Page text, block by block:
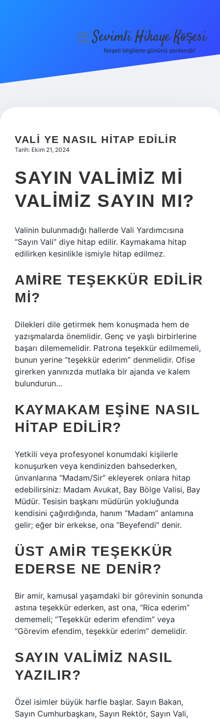
Hakkımızda
menüyüSevimli Hikaye Köşesi
Neşeli bilgilerle gününü şenlendir!
VALI YE NASIL HITAP EDILIR
Tarih: Ekim 21, 2024
SAYIN VALIMIZ MI
VALIMIZ SAYIN MI?
Valinin bulunmadığı hallerde Vali Yardımcısına
“Sayın Vali” diye hitap edilir. Kaymakama hitap
edilirken kesinlikle ismiyle hitap edilmez.
AMIRE TEŞEKKÜR EDILIR
MI?
Dilekleri dile getirmek hem konuşmada hem de
yazışmalarda önemlidir. Genç ve yaşlı birbirlerine
başarı dilememelidir. Patrona teşekkür edilmemeli,
bunun yerine “teşekkür ederim” denmelidir. Ofise
girerken yanınızda mutlaka bir ajanda ve kalem
bulundurun…
KAYMAKAM EŞINE NASIL
HITAP EDILIR?
Yetkili veya profesyonel konumdaki kişilerle
konuşurken veya kendinizden bahsederken,
ünvanlarına “Madam/Sir” ekleyerek onlara hitap
edebilirsiniz: Madam Avukat, Bay Bölge Valisi, Bay
Müdür. Tesisin başkanı müdürün yokluğunda
kendisini çağırdığında, hanım “Madam” anlamına
gelir; eğer bir erkekse, ona “Beyefendi” denir.
ÜST AMIR TEŞEKKÜR
EDERSE NE DENIR?
Bir amir, kamusal yaşamdaki bir görevinin sonunda
astına teşekkür ederken, ast ona, “Rica ederim”
dememeli; “Teşekkür ederim efendim” veya
“Görevim efendim, teşekkür ederim” demelidir.
SAYIN VALIMIZ NASIL
YAZILIR?
Özel isimler büyük harfle başlar. Sayın Bakan,
Sayın Cumhurbaşkanı, Sayın Rektör, Sayın Vali,